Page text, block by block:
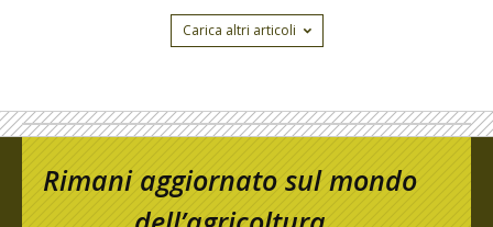
Carica altri articoli
Rimani aggiornato sul mondo